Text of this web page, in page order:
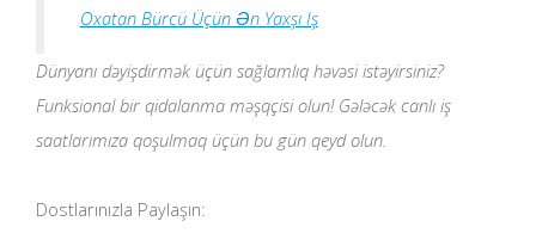
Oxatan Bürcü Üçün Ən Yaxşı Iş
Dünyanı dəyişdirmək üçün sağlamlıq həvəsi istəyirsiniz?
Funksional bir qidalanma məşqçisi olun! Gələcək canlı iş
saatlarımıza qoşulmaq üçün bu gün qeyd olun.
Dostlarınızla Paylaşın: